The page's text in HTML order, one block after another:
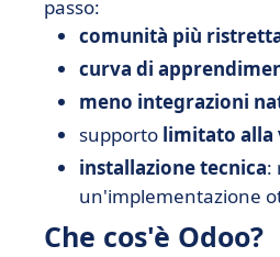
passo:
comunità più
curva di
meno integrazioni
supporto limitato alla
installazione tecnica:
un'implementazione
Che cos'è Odoo?